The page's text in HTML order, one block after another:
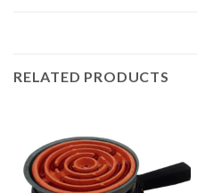
RELATED PRODUCTS